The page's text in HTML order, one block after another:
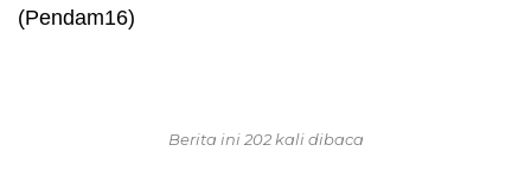
(Pendam16)
Berita ini 202 kali dibaca